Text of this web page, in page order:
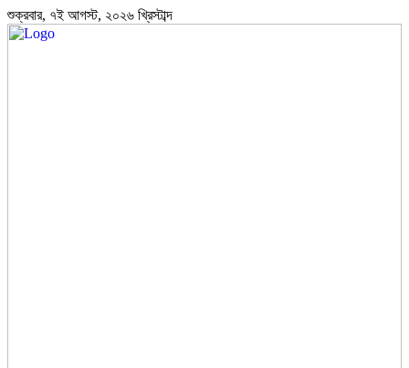
শুক্রবার, ৭ই আগস্ট, ২০২৬ খ্রিস্টাব্দ